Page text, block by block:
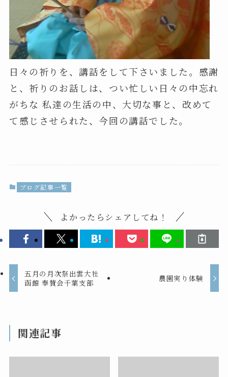
日々の祈りを、講話をして下さいました。感謝
と、祈りのお話しは、つい忙しい日々の中忘れ
がちな 私達の生活の中、大切な事と、改めて
て感じさせられた、今回の講話でした。
ブログ記事一覧
よかったらシェアしてね！
五月の月次祭出雲大社
函館 奉賛会千葉支部
農園実り体験
関連記事